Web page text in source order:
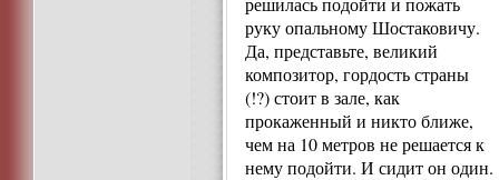
руку опальному Шостаковичу.
Да, представьте, великий
композитор, гордость страны
(!?) стоит в зале, как
прокаженный и никто ближе,
чем на 10 метров не решается к
нему подойти. И сидит он один.